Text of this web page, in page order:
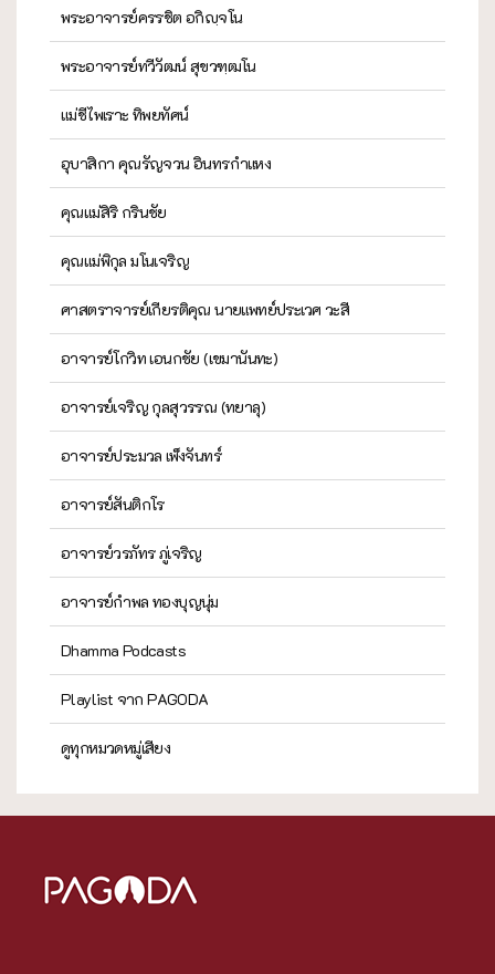
พระอาจารย์ครรชิต อกิญฺจโน
พระอาจารย์ทวีวัฒน์ สุขวฑฺฒโน
แม่ชีไพเราะ ทิพยทัศน์
อุบาสิกา คุณรัญจวน อินทรกำแหง
คุณแม่สิริ กรินชัย
คุณแม่พิกุล มโนเจริญ
ศาสตราจารย์เกียรติคุณ นายแพทย์ประเวศ วะสี
อาจารย์โกวิท เอนกชัย (เขมานันทะ)
อาจารย์เจริญ กุลสุวรรณ (ทยาลุ)
อาจารย์ประมวล เพ็งจันทร์
อาจารย์สันติกโร
อาจารย์วรภัทร ภู่เจริญ
อาจารย์กำพล ทองบุญนุ่ม
Dhamma Podcasts
Playlist จาก PAGODA
ดูทุกหมวดหมู่เสียง